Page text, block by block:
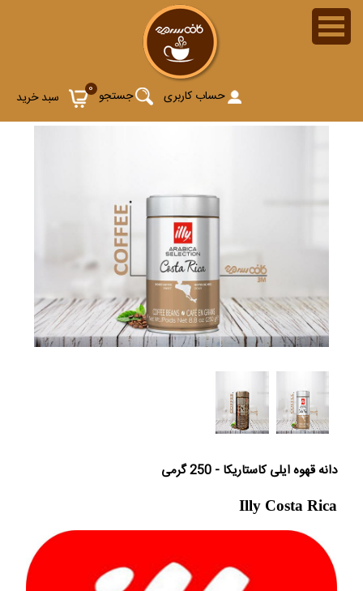
0 سبد خرید جستجو حساب کاربری
دانه قهوه ایلی کاستاریکا - 250 گرمی
Illy Costa Rica